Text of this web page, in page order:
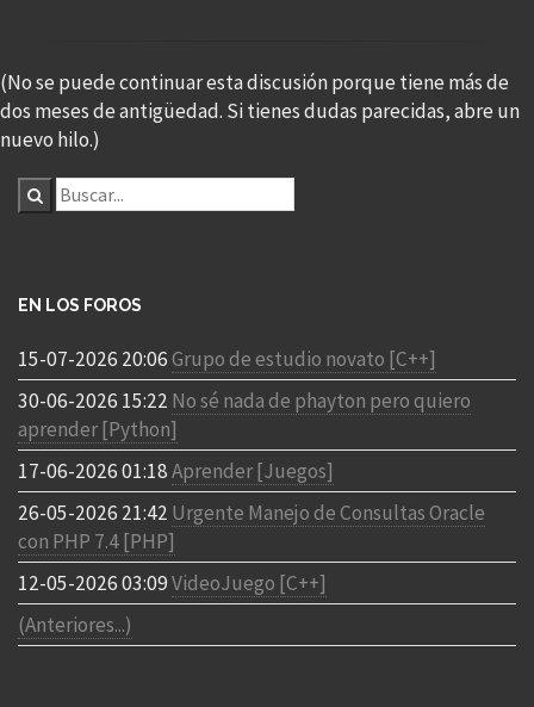
(No se puede continuar esta discusión porque tiene más de
dos meses de antigüedad. Si tienes dudas parecidas, abre un
nuevo hilo.)
EN LOS FOROS
15-07-2026 20:06Grupo de estudio novato [C++]
30-06-2026 15:22 No sé nada de phayton pero quiero
aprender [Python]
17-06-2026 01:18Aprender [Juegos]
26-05-2026 21:42 Urgente Manejo de Consultas Oracle
con PHP 7.4 [PHP]
12-05-2026 03:09VideoJuego [C++]
(Anteriores...)